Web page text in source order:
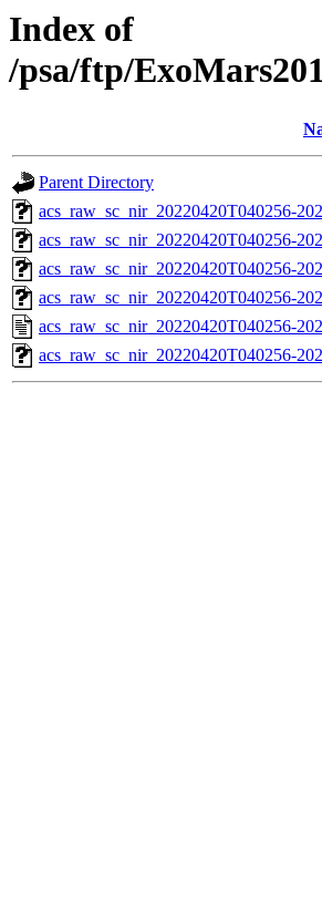
Index of
/psa/ftp/
Parent Directory
acs_raw_sc_nir_20220420T040256-
acs_raw_sc_nir_20220420T040256-
acs_raw_sc_nir_20220420T040256-
acs_raw_sc_nir_20220420T040256-
acs_raw_sc_nir_20220420T040256-
acs_raw_sc_nir_20220420T040256-